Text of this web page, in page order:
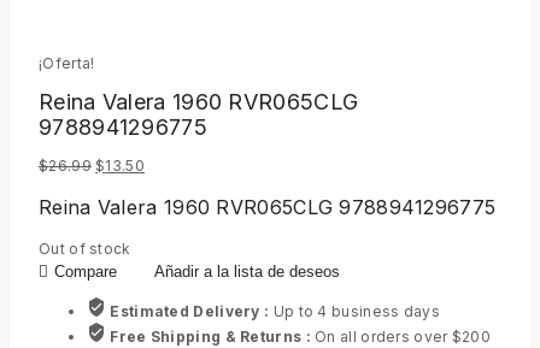
¡Oferta!
Reina Valera 1960 RVR065CLG
9788941296775
$26.99 $13.50
Reina Valera 1960 RVR065CLG 9788941296775
Out of stock
Compare
Añadir a la lista de deseos
Estimated Delivery : Up to 4 business days
Free Shipping & Returns : On all orders over $200